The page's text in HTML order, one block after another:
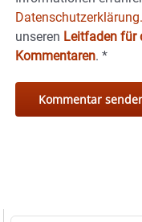
Datenschutzerklärung.
unseren Leitfaden für
Kommentaren. *